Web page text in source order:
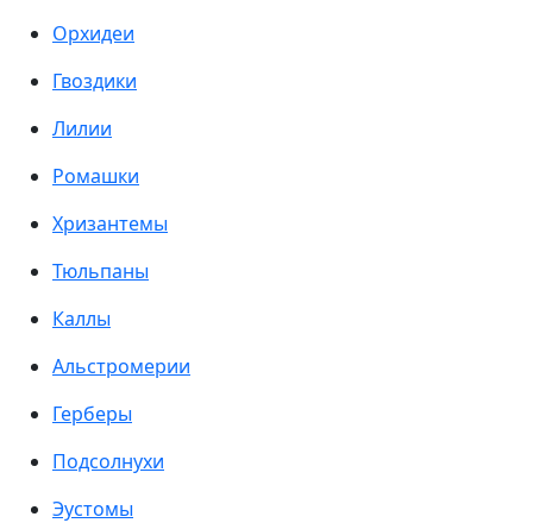
Орхидеи
Гвоздики
Лилии
Ромашки
Хризантемы
Тюльпаны
Каллы
Альстромерии
Герберы
Подсолнухи
Эустомы